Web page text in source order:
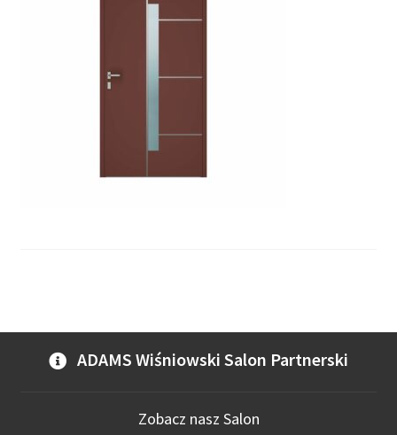
ADAMS Wiśniowski Salon Partnerski
Zobacz nasz Salon